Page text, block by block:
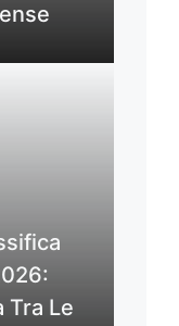
Tra Le